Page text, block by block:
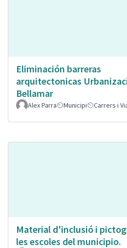
Eliminación barreras
arquitectonicas
Bellamar
Alex Parra Municipi Carrers i
Material d'inclusió i
les escoles del municipio.